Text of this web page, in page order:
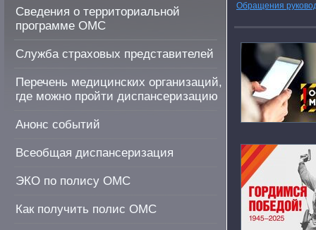
Сведения о территориальной
программе ОМС
Служба страховых представителей
Перечень медицинских организаций,
где можно пройти диспансеризацию
Анонс событий
Всеобщая диспансеризация
ЭКО по полису ОМС
Как получить полис ОМС
Обращения